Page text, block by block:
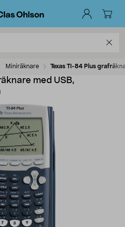
Miniräknare Texas TI-84 Plus
med USB,